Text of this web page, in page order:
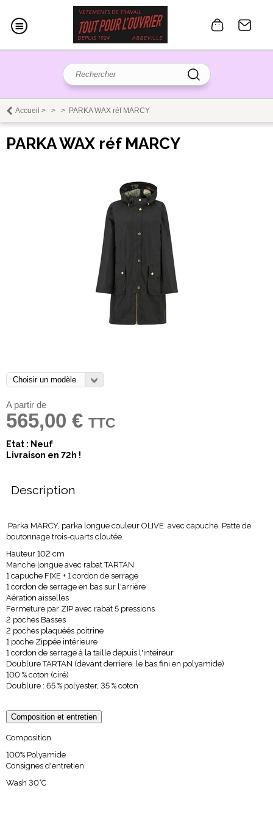
Accueil > > > PARKA WAX réf MARCY
PARKA WAX réf MARCY
A partir de
565,00 € TTC
Etat : Neuf
Livraison en 72h !
Description
Parka MARCY, parka longue couleur OLIVE avec capuche. Patte de
boutonnage trois-quarts cloutée.
Hauteur 102 cm
Manche longue avec rabat TARTAN
1 capuche FIXE + 1 cordon de serrage
1 cordon de serrage en bas sur l'arrière
Aération aisselles
Fermeture par ZIP avec rabat 5 pressions
2 poches Basses
2 poches plaquéés poitrine
1 poche Zippée intérieure
1 cordon de serrage à la taille depuis l'inteireur
Doublure TARTAN (devant derriere ,le bas fini en polyamide)
100 % coton (ciré)
Doublure : 65 % polyester, 35 % coton
Composition et entretien
Composition
100% Polyamide
Consignes d'entretien
Wash 30°C